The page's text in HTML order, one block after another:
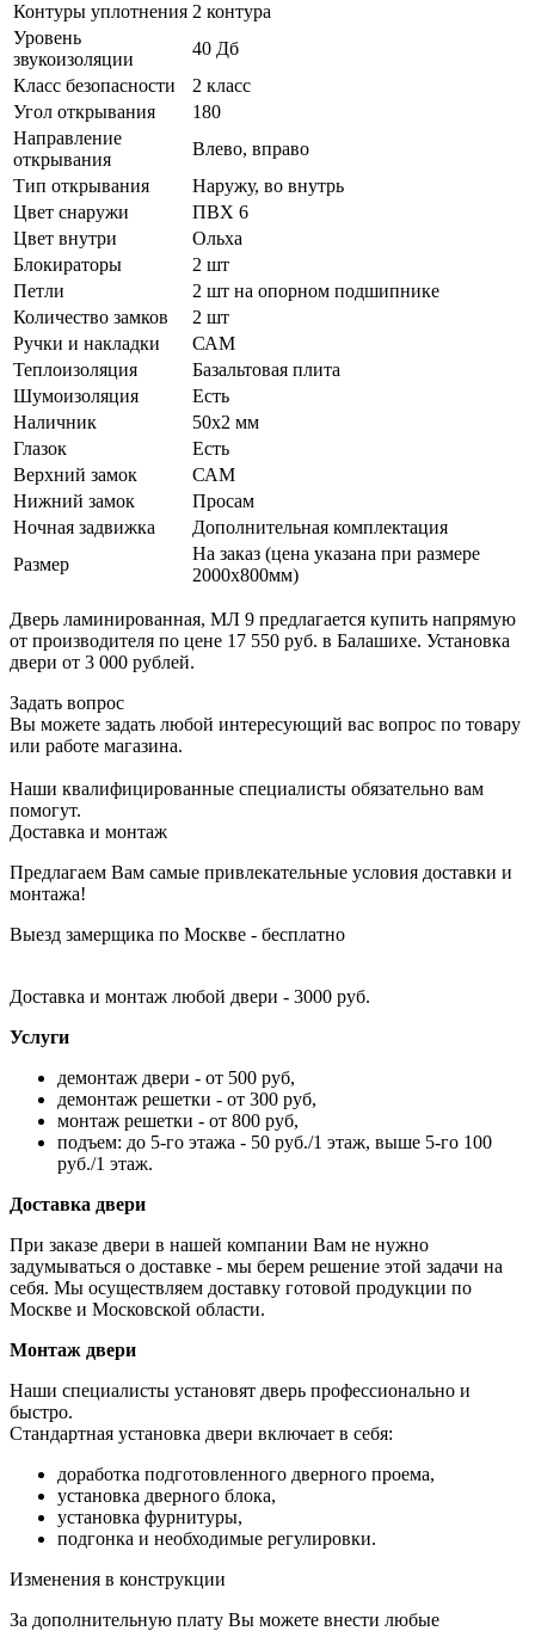
Контуры уплотнения 2 контура
Уровень
звукоизоляции
40 Дб
Класс безопасности
2 класс
Угол открывания
180
Направление
открывания
Влево, вправо
Тип открывания
Наружу, во внутрь
Цвет снаружи
ПВХ 6
Цвет внутри
Ольха
Блокираторы
2 шт
Петли
2 шт на опорном подшипнике
Количество замков
2 шт
Ручки и накладки
САМ
Теплоизоляция
Базальтовая плита
Шумоизоляция
Есть
Наличник
50х2 мм
Глазок
Есть
Верхний замок
САМ
Нижний замок
Просам
Ночная задвижка
Дополнительная комплектация
Размер
На заказ (цена указана при размере
2000х800мм)
Дверь ламинированная, МЛ 9 предлагается купить напрямую
от производителя по цене 17 550 руб. в Балашихе. Установка
двери от 3 000 рублей.
Задать вопрос
Вы можете задать любой интересующий вас вопрос по товару
или работе магазина.
Наши квалифицированные специалисты обязательно вам
помогут.
Доставка и монтаж
Предлагаем Вам самые привлекательные условия доставки и
монтажа!
Выезд замерщика по Москве - бесплатно
Доставка и монтаж любой двери - 3000 руб.
Услуги
демонтаж двери - от 500 руб,
демонтаж решетки - от 300 руб,
монтаж решетки - от 800 руб,
подъем: до 5-го этажа - 50 руб./1 этаж, выше 5-го 100
руб./1 этаж.
Доставка двери
При заказе двери в нашей компании Вам не нужно
задумываться о доставке - мы берем решение этой задачи на
себя. Мы осуществляем доставку готовой продукции по
Москве и Московской области.
Монтаж двери
Наши специалисты установят дверь профессионально и
быстро.
Стандартная установка двери включает в себя:
доработка подготовленного дверного проема,
установка дверного блока,
установка фурнитуры,
подгонка и необходимые регулировки.
Изменения в конструкции
За дополнительную плату Вы можете внести любые